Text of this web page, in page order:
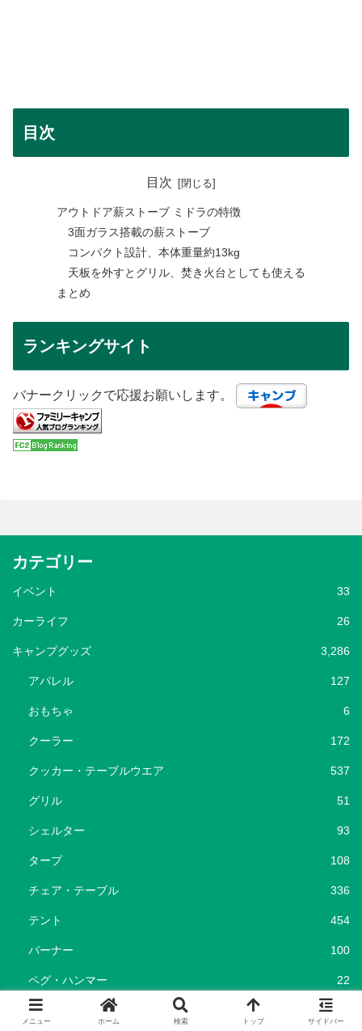
目次
目次
アウトドア薪ストーブ ミドラの特徴
3面ガラス搭載の薪ストーブ
コンパクト設計、本体重量約13kg
天板を外すとグリル、焚き火台としても使える
まとめ
ランキングサイト
バナークリックで応援お願いします。
カテゴリー
イベント 33
カーライフ 26
キャンプグッズ 3,286
アパレル 127
おもちゃ 6
クーラー 172
クッカー・テーブルウエア 537
グリル 51
シェルター 93
タープ 108
チェア・テーブル 336
テント 454
バーナー 100
ペグ・ハンマー 22
ポータブル電源
メニュー ホーム 検索 トップ サイドバー